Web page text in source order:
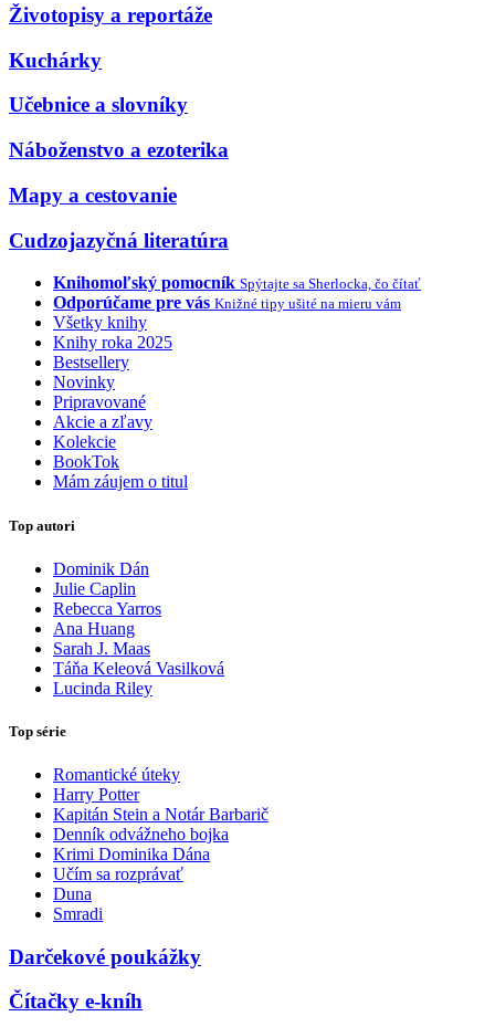
Životopisy a reportáže
Kuchárky
Učebnice a slovníky
Náboženstvo a ezoterika
Mapy a cestovanie
Cudzojazyčná literatúra
Knihomoľský pomocník Spýtajte sa Sherlocka, čo čítať
Odporúčame pre vás Knižné tipy ušité na mieru vám
Všetky knihy
Knihy roka 2025
Bestsellery
Novinky
Pripravované
Akcie a zľavy
Kolekcie
BookTok
Mám záujem o titul
Top autori
Dominik Dán
Julie Caplin
Rebecca Yarros
Ana Huang
Sarah J. Maas
Táňa Keleová Vasilková
Lucinda Riley
Top série
Romantické úteky
Harry Potter
Kapitán Stein a Notár Barbarič
Denník odvážneho bojka
Krimi Dominika Dána
Učím sa rozprávať
Duna
Smradi
Darčekové poukážky
Čítačky e-kníh